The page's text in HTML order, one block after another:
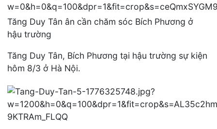
Tăng Duy Tân ân cần chăm sóc Bích Phương ở
hậu trường
Tăng Duy Tân, Bích Phương tại hậu trường sự kiện
hôm 8/3 ở Hà Nội.